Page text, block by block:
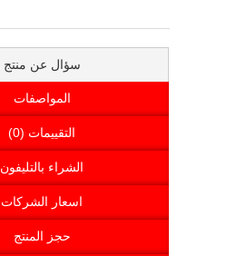
سؤال عن منتج
المواصفات
التقييمات (0)
الشراء بالتليفون
اسعار الشركات
حجز المنتج